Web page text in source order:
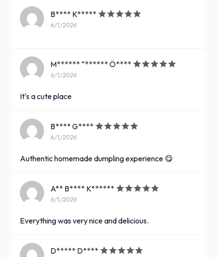
B**** K*****
6/1/2026
M****** “****** Ö****
6/1/2026
It's a cute place
B**** G****
6/1/2026
Authentic homemade dumpling experience 😋
A** B**** K******
6/1/2026
Everything was very nice and delicious.
D***** D****